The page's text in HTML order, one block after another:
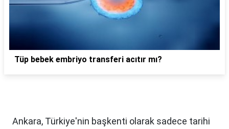
Tüp bebek embriyo transferi acıtır mı?
Ankara, Türkiye'nin başkenti olarak sadece tarihi